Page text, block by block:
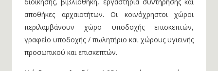
αποθήκες αρχαιοτήτων. Οι κοινόχρηστοι χώροι
περιλαμβάνουν χώρο υποδοχής επισκεπτών,
γραφείο υποδοχής / πωλητήριο και χώρους υγιεινής
προσωπικού και επισκεπτών.